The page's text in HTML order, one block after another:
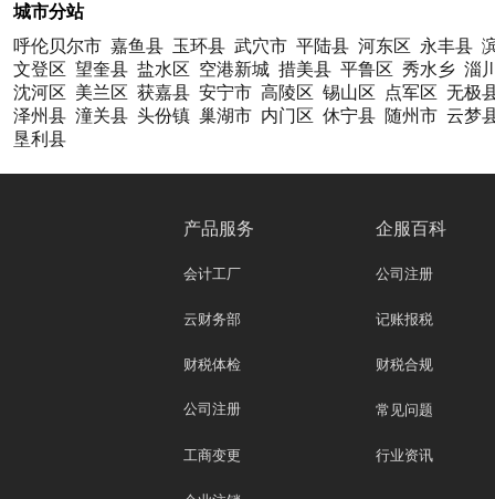
城市分站
呼伦贝尔市 嘉鱼县 玉环县 武穴市 平陆县 河东区 永丰县
文登区 望奎县 盐水区 空港新城 措美县 平鲁区 秀水乡 淄
沈河区 美兰区 获嘉县 安宁市 高陵区 锡山区 点军区 无极
泽州县 潼关县 头份镇 巢湖市 内门区 休宁县 随州市 云梦
垦利县
产品服务
会计工厂
云财务部
财税体检
公司注册
工商变更
企服百科
公司注册
记账报税
财税合规
常见问题
行业资讯